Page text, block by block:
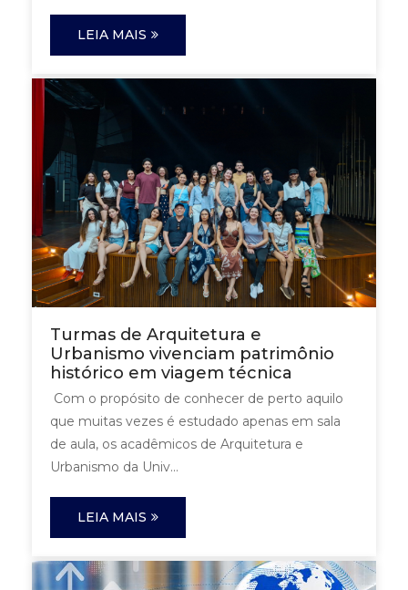
LEIA MAIS
Turmas de Arquitetura e
Urbanismo vivenciam patrimônio
histórico em viagem técnica
Com o propósito de conhecer de perto aquilo
que muitas vezes é estudado apenas em sala
de aula, os acadêmicos de Arquitetura e
Urbanismo da Univ...
LEIA MAIS